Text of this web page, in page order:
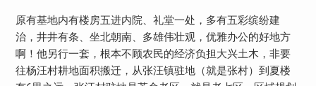
原有基地内有楼房五进内院、礼堂一处，多有五彩缤纷建
治，井井有条、坐北朝南、多雄伟壮观，优雅办公的好地方
啊！他另行一套，根本不顾农民的经济负担大兴土木，非要
往杨汪村耕地面积搬迁，从张汪镇驻地（就是张村）到夏楼